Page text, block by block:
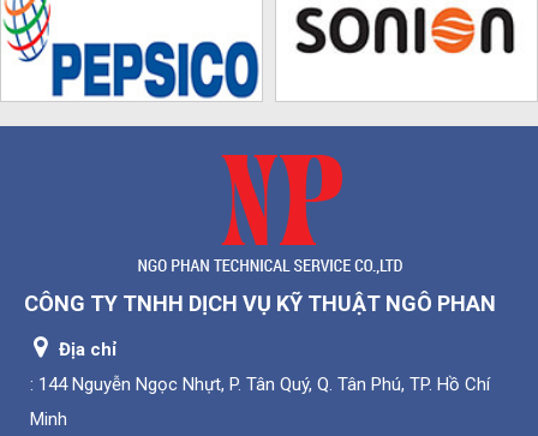
CÔNG TY TNHH DỊCH VỤ KỸ THUẬT NGÔ PHAN
Địa chỉ
: 144 Nguyễn Ngọc Nhựt, P. Tân Quý, Q. Tân Phú, TP. Hồ Chí
Minh